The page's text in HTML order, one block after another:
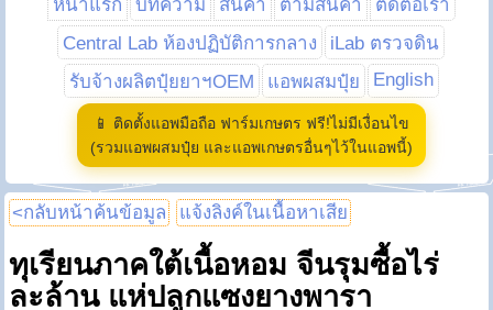
หน้าแรก บทความ สินค้า ตามสินค้า
ติดต่อเรา
Central Lab ห้องปฏิบัติการกลาง
iLab ตรวจดิน
รับจ้างผลิตปุ๋ยยาฯOEM
แอพผสมปุ๋ย English
📱 ติดตั้งแอพมือถือ ฟาร์มเกษตร ฟรี!ไม่มีเงื่อนไข
(รวมแอพผสมปุ๋ย และแอพเกษตรอื่นๆไว้ในแอพนี้)
<กลับหน้าค้นข้อมูล แจ้งลิงค์ในเนื้อหาเสีย
ทุเรียนภาคใต้เนื้อหอม จีนรุมซื้อไร่
ละล้าน แห่ปลูกแซงยางพารา